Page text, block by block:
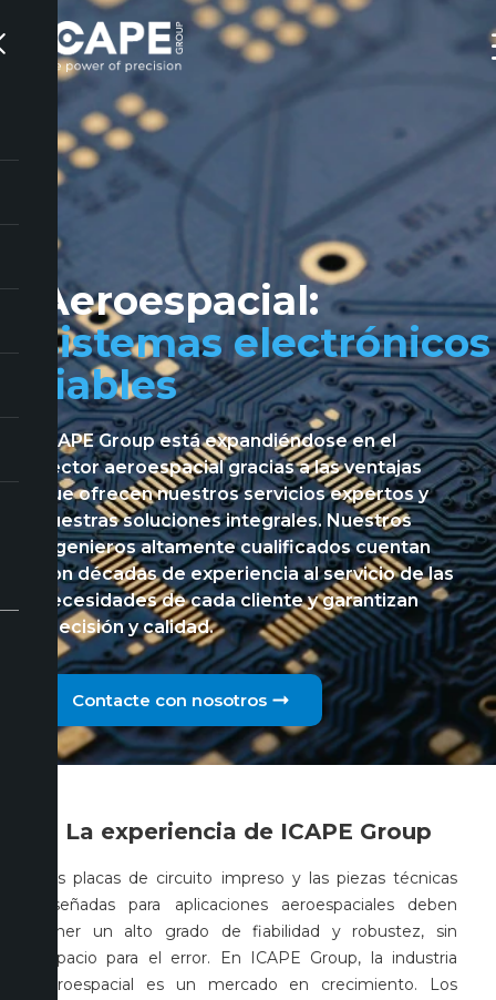
Aeroespacial:
sistemas electrónicos
fiables
ICAPE Group está expandiéndose en el
sector aeroespacial gracias a las ventajas
que ofrecen nuestros servicios expertos y
nuestras soluciones integrales. Nuestros
ingenieros altamente cualificados cuentan
con décadas de experiencia al servicio de las
necesidades de cada cliente y garantizan
precisión y calidad.
Contacte con nosotros
La experiencia de ICAPE Group
Las placas de circuito impreso y las piezas técnicas
diseñadas para aplicaciones aeroespaciales deben
tener un alto grado de fiabilidad y robustez, sin
espacio para el error. En ICAPE Group, la industria
aeroespacial es un mercado en crecimiento. Los